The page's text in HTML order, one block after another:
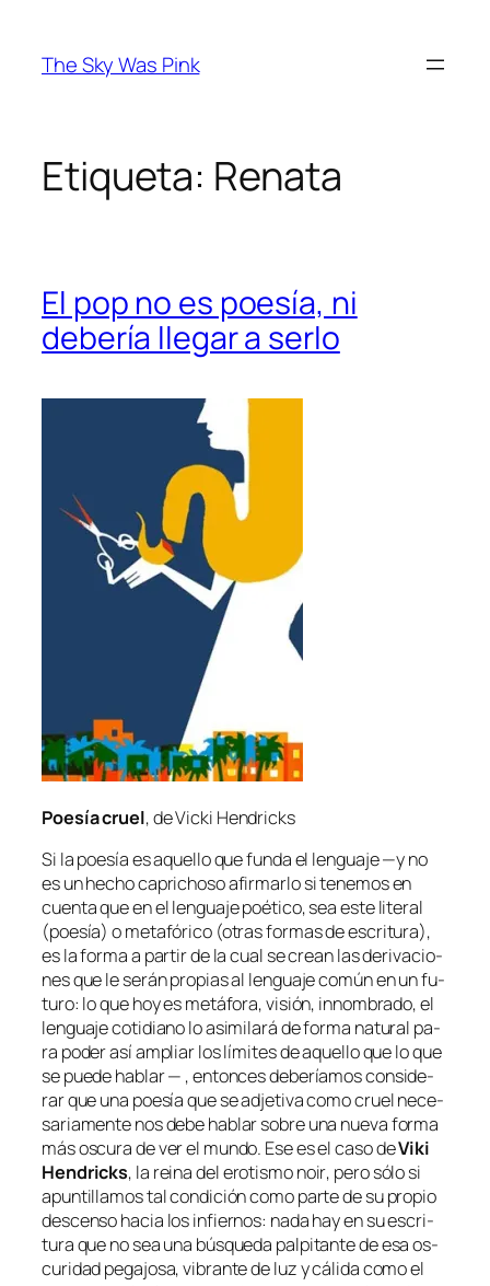
contenido
The Sky Was Pink
Etiqueta: Renata
El pop no es poesía, ni
debería llegar a serlo
Poesía cruel, de Vicki Hendricks
Si la poe­sía es aque­llo que fun­da el len­gua­je —y no
es un he­cho ca­pri­cho­so afir­mar­lo si te­ne­mos en
cuen­ta que en el len­gua­je poé­ti­co, sea es­te li­te­ral
(poe­sía) o me­ta­fó­ri­co (otras for­mas de es­cri­tu­ra),
es la for­ma a par­tir de la cual se crean las de­ri­va­cio­
nes que le se­rán pro­pias al len­gua­je co­mún en un fu­
tu­ro: lo que hoy es me­tá­fo­ra, vi­sión, in­nom­bra­do, el
len­gua­je co­ti­diano lo asi­mi­la­rá de for­ma na­tu­ral pa­
ra po­der así am­pliar los lí­mi­tes de aque­llo que lo que
se pue­de ha­blar — , en­ton­ces de­be­ría­mos con­si­de­
rar que una poe­sía que se ad­je­ti­va co­mo cruel ne­ce­
sa­ria­men­te nos de­be ha­blar so­bre una nue­va for­ma
más os­cu­ra de ver el mun­do. Ese es el ca­so deViki
Hendricks, la rei­na delero­tis­mo noir, pe­ro só­lo si
apun­ti­lla­mos tal con­di­ción co­mo par­te de su pro­pio
des­cen­so ha­cia los in­fier­nos: na­da hay en su es­cri­
tu­ra que no sea una bús­que­da pal­pi­tan­te de esa os­
cu­ri­dad pe­ga­jo­sa, vi­bran­te de luz y cá­li­da co­mo el